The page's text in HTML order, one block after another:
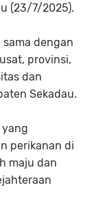
(23/7/2025).
sama dengan
provinsi,
dan
Sekadau.
perikanan di
maju dan